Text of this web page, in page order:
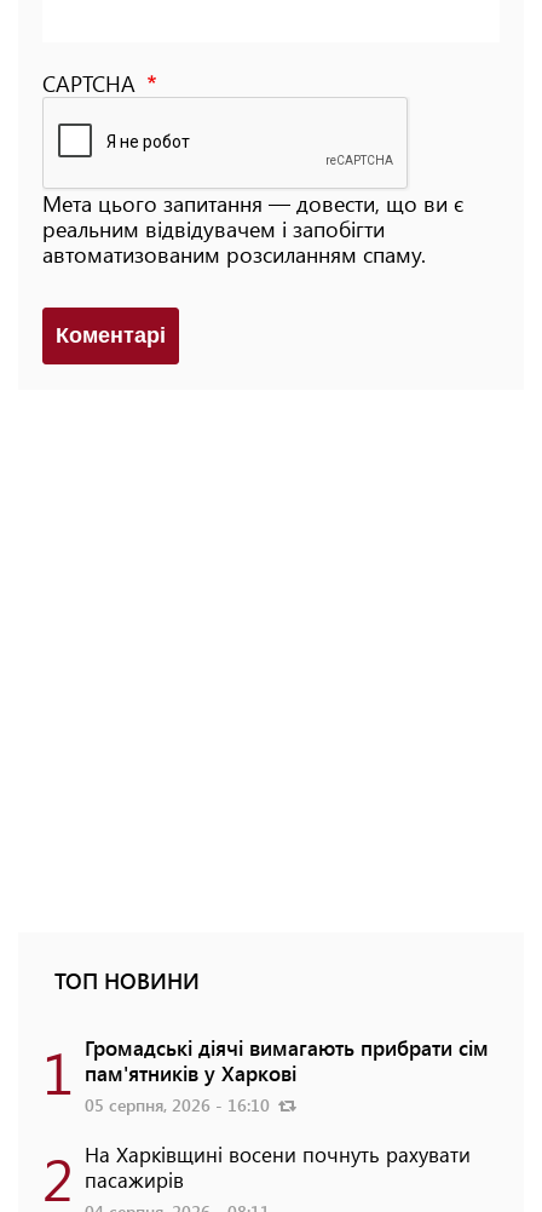
CAPTCHA
Мета цього запитання — довести, що ви є
реальним відвідувачем і запобігти
автоматизованим розсиланням спаму.
Коментарi
ТОП НОВИНИ
1 Громадські діячі вимагають прибрати сім
пам'ятників у Харкові
05 серпня, 2026 - 16:10
2 На Харківщині восени почнуть рахувати
пасажирів